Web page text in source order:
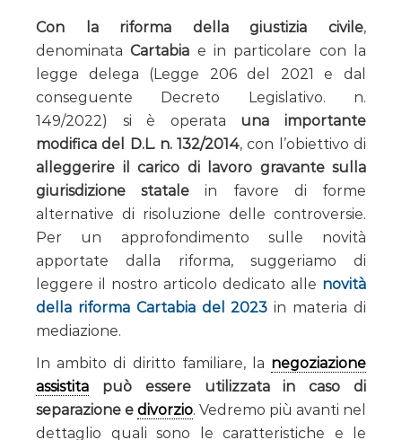
Con la riforma della giustizia civile,
denominataCartabia e in particolare con la
legge delega (Legge 206 del 2021 e dal
conseguente Decreto Legislativo. n.
149/2022) si è operata una importante
modifica del D.L. n. 132/2014, con l’obiettivo di
alleggerire il carico di lavoro gravante sulla
giurisdizione statale in favore di forme
alternative di risoluzione delle controversie.
Per un approfondimento sulle novità
apportate dalla riforma, suggeriamo di
leggere il nostro articolo dedicato alle novità
della riforma Cartabia del 2023 in materia di
mediazione.
In ambito di diritto familiare, la negoziazione
assistita può essere utilizzata in caso di
separazione e divorzio. Vedremo più avanti nel
dettaglio quali sono le caratteristiche e le